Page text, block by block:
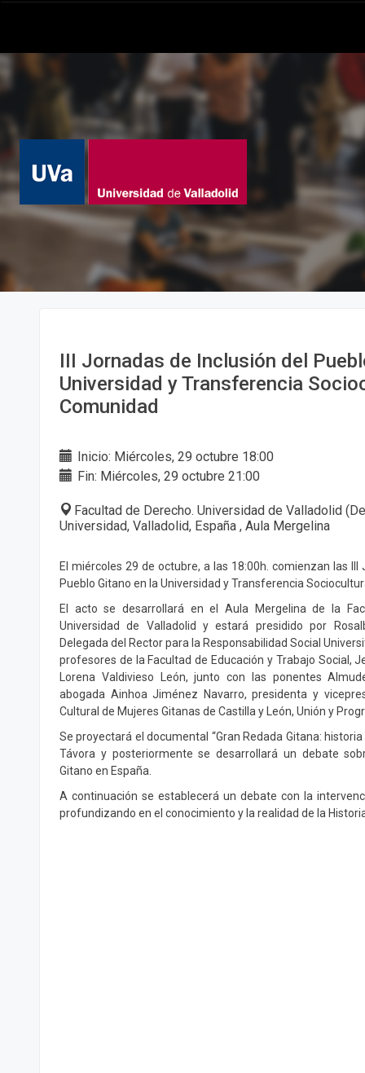
III Jornadas de Inclusión del
Universidad y Transferencia
Comunidad
Inicio: Miércoles, 29 octubre 18:00
Fin: Miércoles, 29 octubre 21:00
Facultad de Derecho. Universidad de Valladolid
Universidad, Valladolid, España , Aula Mergelina
El miércoles 29 de octubre, a las 18:00h. comienzan las
Pueblo Gitano en la Universidad y Transferencia
El acto se desarrollará en el Aula Mergelina de la
Universidad de Valladolid y estará presidido por
Delegada del Rector para la Responsabilidad Social
profesores de la Facultad de Educación y Trabajo Social,
Lorena Valdivieso León, junto con las ponentes
abogada Ainhoa Jiménez Navarro, presidenta y
Cultural de Mujeres Gitanas de Castilla y León, Unión y
Se proyectará el documental “Gran Redada Gitana:
Távora y posteriormente se desarrollará un debate
Gitano en España.
A continuación se establecerá un debate con la
profundizando en el conocimiento y la realidad de la